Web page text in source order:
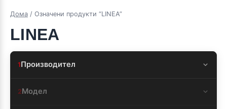
Дома / Означени продукти “LINEA”
LINEA
1Производител
2Модел